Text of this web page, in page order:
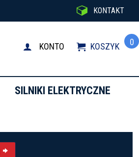
 KONTAKT
KONTO  KOSZYK 0
SILNIKI ELEKTRYCZNE